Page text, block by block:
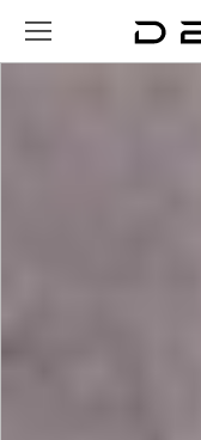
Passer au contenu